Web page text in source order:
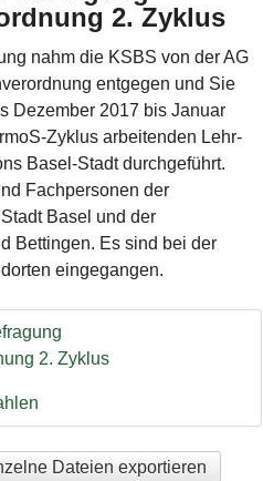
2. Zyklus
nahm die KSBS von der AG
entgegen und Sie
Dezember 2017 bis Januar
Zyklus arbeitenden Lehr-
Basel-Stadt durchgeführt.
Fachpersonen der
Basel und der
Bettingen. Es sind bei der
eingegangen.
Schullaufbahnverordnung 2.
2. Zyklus
Dateien exportieren